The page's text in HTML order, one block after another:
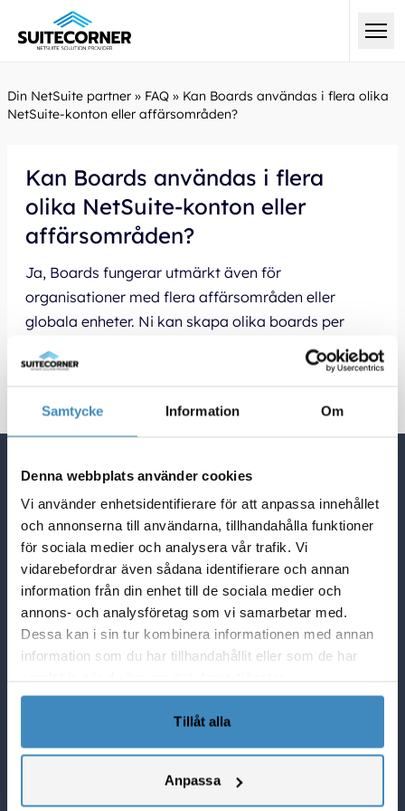
Samtycke Information Om
Denna webbplats använder cookies
Vi använder enhetsidentifierare för att anpassa innehållet
och annonserna till användarna, tillhandahålla funktioner
för sociala medier och analysera vår trafik. Vi
vidarebefordrar även sådana identifierare och annan
information från din enhet till de sociala medier och
annons- och analysföretag som vi samarbetar med.
Dessa kan i sin tur kombinera informationen med annan
information som du har tillhandahållit eller som de har
Tillåt alla
Anpassa
Din NetSuite partner » FAQ » Kan Boards användas i flera olika
NetSuite-konton eller affärsområden?
Kan Boards användas i flera
olika NetSuite-konton eller
affärsområden?
Ja, Boards fungerar utmärkt även för
organisationer med flera affärsområden eller
globala enheter. Ni kan skapa olika boards per
team, affärsenhet eller process, med egna KPI:er
och inställningar.
Quick Links
NetSuite Blogg
NetSuite partner i Sverige
Vad Netsuite kan göra för er
SuiteCorner Privacy Policy
SuiteCorner License Agreement
SuiteCorner List Prices
SuiteCorner Solutions AB
114 34 Stockholm
Tel: +46 (0)8 505 65 210